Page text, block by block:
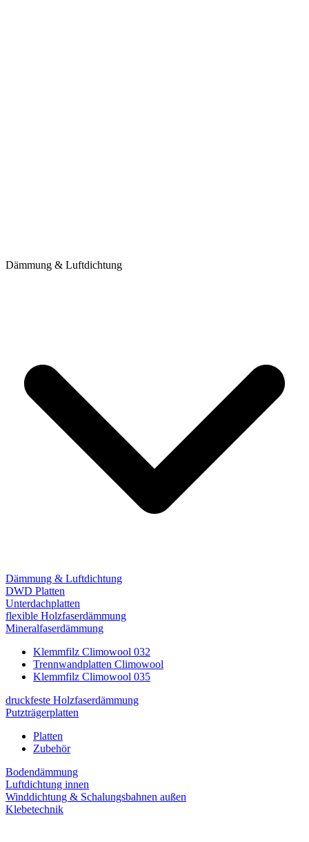
Dämmung & Luftdichtung
Dämmung & Luftdichtung
DWD Platten
Unterdachplatten
flexible Holzfaserdämmung
Mineralfaserdämmung
Klemmfilz Climowool 032
Trennwandplatten Climowool
Klemmfilz Climowool 035
druckfeste Holzfaserdämmung
Putzträgerplatten
Platten
Zubehör
Bodendämmung
Luftdichtung innen
Winddichtung & Schalungsbahnen außen
Klebetechnik